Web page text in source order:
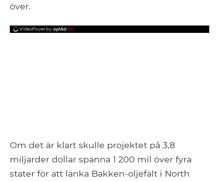
över.
Om det är klart skulle projektet på 3,8
miljarder dollar spänna 1 200 mil över fyra
stater för att länka Bakken-oljefält i North